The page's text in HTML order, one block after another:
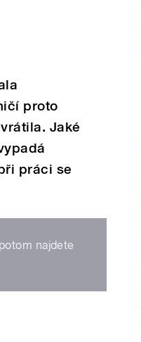
proto
Jaké
práci se
najdete